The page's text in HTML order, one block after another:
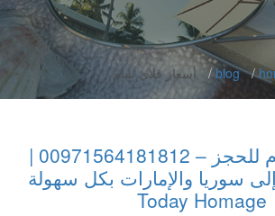
blog أسعار فلاي شام
رقم فلاي شام للحجز – 00971564181812 |
سوريا والإمارات بكل سهولة
Today Homage